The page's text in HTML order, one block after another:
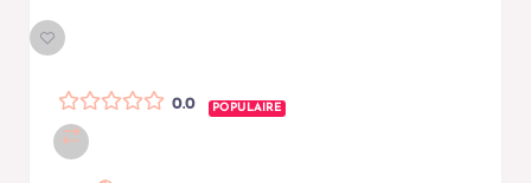
0.0 POPULAIRE